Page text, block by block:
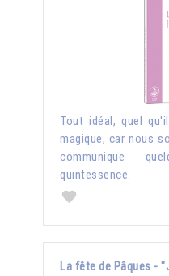
Tout idéal, quel
magique, car nous
communique
quintessence.
La fête de Pâques -